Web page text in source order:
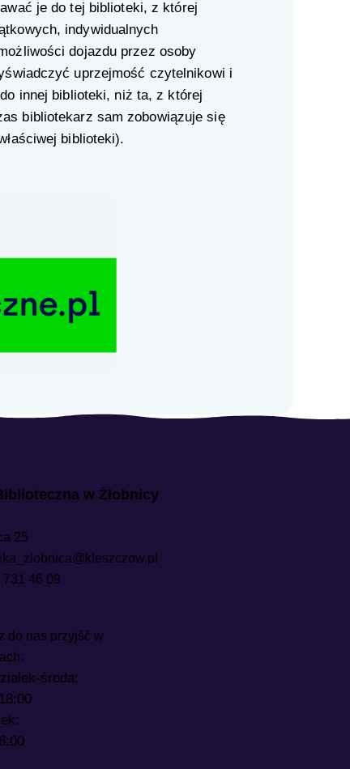
je do tej biblioteki, z której
indywidualnych
dojazdu przez osoby
uprzejmość czytelnikowi i
innej biblioteki, niż ta, z której
bibliotekarz sam zobowiązuje się
biblioteki).
w Żłobnicy
25
731 46 09
do nas przyjść w
środa: